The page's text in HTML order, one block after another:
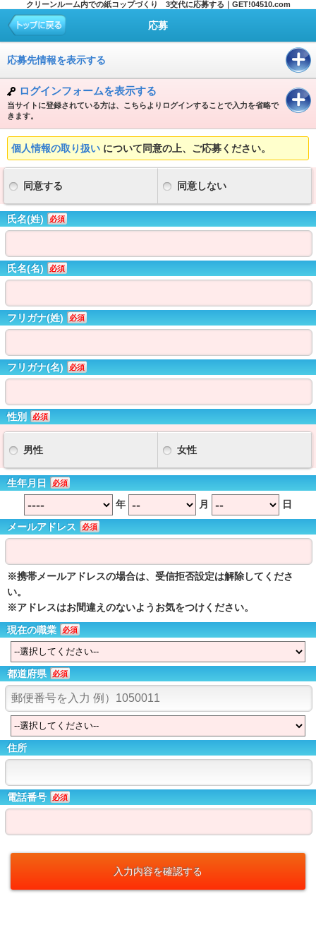
クリーンルーム内での紙コップづくり 3交代に応募する｜GET!04510.com
応募
応募先情報を表示する
ログインフォームを表示する
当サイトに登録されている方は、こちらよりログインすることで入力を省略で
きます。
個人情報の取り扱い について同意の上、ご応募ください。
同意する 同意しない
氏名(姓) 必須
氏名(名) 必須
フリガナ(姓) 必須
フリガナ(名) 必須
性別 必須
男性 女性
生年月日 必須
年 月 日
メールアドレス 必須
※携帯メールアドレスの場合は、受信拒否設定は解除してくださ
い。
※アドレスはお間違えのないようお気をつけください。
現在の職業
必須
都道府県 必須
住所
電話番号 必須